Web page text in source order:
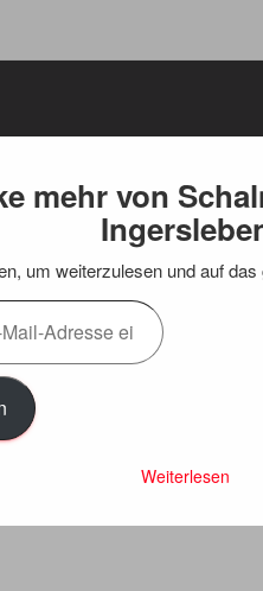
mehr von
um weiterzulesen und auf
Weiterlesen